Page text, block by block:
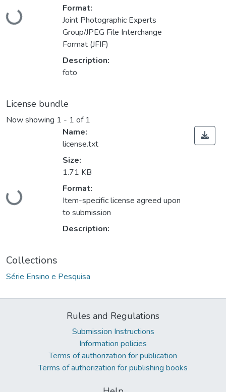
Loading...
Format:
Joint Photographic Experts
Group/JPEG File Interchange
Format (JFIF)
Description:
foto
License bundle
Now showing 1 - 1 of 1
Loading...
Name:
license.txt
Size:
1.71 KB
Format:
Item-specific license agreed upon
to submission
Description:
Collections
Série Ensino e Pesquisa
Rules and Regulations
Submission Instructions
Information policies
Terms of authorization for publication
Terms of authorization for publishing books